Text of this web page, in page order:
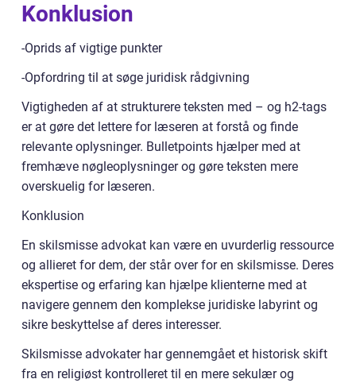
Konklusion
-Oprids af vigtige punkter
-Opfordring til at søge juridisk rådgivning
Vigtigheden af at strukturere teksten med – og h2-tags
er at gøre det lettere for læseren at forstå og finde
relevante oplysninger. Bulletpoints hjælper med at
fremhæve nøgleoplysninger og gøre teksten mere
overskuelig for læseren.
Konklusion
En skilsmisse advokat kan være en uvurderlig ressource
og allieret for dem, der står over for en skilsmisse. Deres
ekspertise og erfaring kan hjælpe klienterne med at
navigere gennem den komplekse juridiske labyrint og
sikre beskyttelse af deres interesser.
Skilsmisse advokater har gennemgået et historisk skift
fra en religiøst kontrolleret til en mere sekulær og